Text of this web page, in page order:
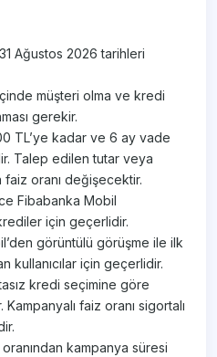
Ağustos 2026 tarihleri
müşteri olma ve kredi
gerekir.
TL’ye kadar ve 6 ay vade
Talep edilen tutar veya
faiz oranı değişecektir.
Fibabanka Mobil
için geçerlidir.
görüntülü görüşme ile ilk
kullanıcılar için geçerlidir.
kredi seçimine göre
faiz oranı sigortalı
kampanya süresi